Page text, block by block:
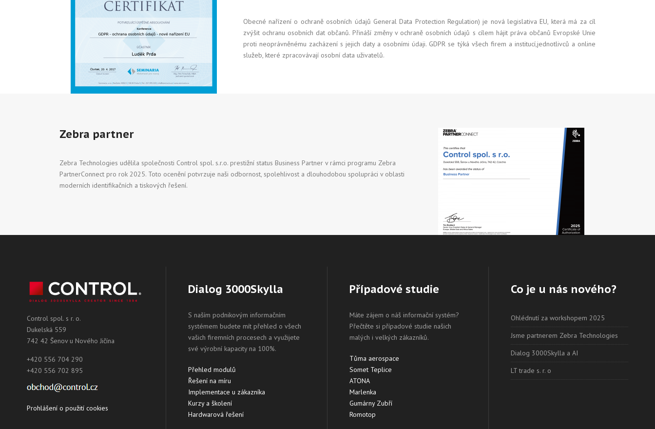
Obecné nařízení o ochraně osobních údajů General Data Protection Regulation) je nová legislativa EU, která má za cíl
zvýšit ochranu osobních dat občanů. Přináší změny v ochraně osobních údajů s cílem hájit práva občanů Evropské Unie
proti neoprávněnému zacházení s jejich daty a osobními údaji. GDPR se týká všech firem a institucí,jednotlivců a online
služeb, které zpracovávají osobní data uživatelů.
Zebra partner
Zebra Technologies udělila společnosti Control spol. s.r.o. prestižní status Business Partner v rámci programu Zebra
PartnerConnect pro rok 2025. Toto ocenění potvrzuje naši odbornost, spolehlivost a dlouhodobou spolupráci v oblasti
moderních identifikačních a tiskových řešení.
Control spol. s r. o.
Dukelská 559
742 42 Šenov u Nového Jičína
+420 556 704 290
+420 556 702 895
Prohlášení o použití cookies
Dialog 3000Skylla
S naším podnikovým informačním
systémem budete mít přehled o všech
vašich firemních procesech a využijete
své výrobní kapacity na 100%.
Přehled modulů
Řešení na míru
Implementace u zákazníka
Kurzy a školení
Hardwarová řešení
Případové studie
Máte zájem o náš informační systém?
Přečtěte si případové studie našich
malých i velkých zákazníků.
Tůma aerospace
Somet Teplice
ATONA
Marlenka
Gumárny Zubří
Romotop
Co je u nás nového?
Ohlédnutí za workshopem 2025
Jsme partnerem Zebra Technologies
Dialog 3000Skylla a AI
LT trade s. r. o